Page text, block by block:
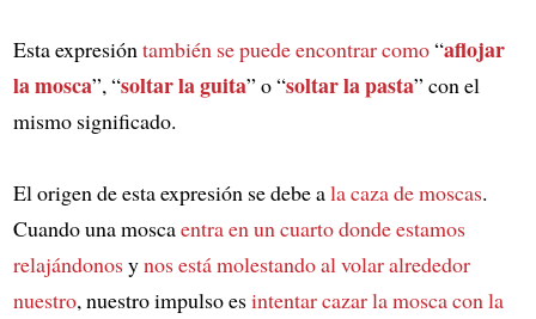
Esta expresión también se puede encontrar como“aflojar
la mosca”, “soltar la guita” o “soltar la pasta” con el
mismo significado.
El origen de esta expresión se debe ala caza de moscas.
Cuando una moscaentra en un cuartodonde estamos
relajándonosynos está molestando al volar alrededor
nuestro, nuestro impulso esintentar cazar la mosca con la